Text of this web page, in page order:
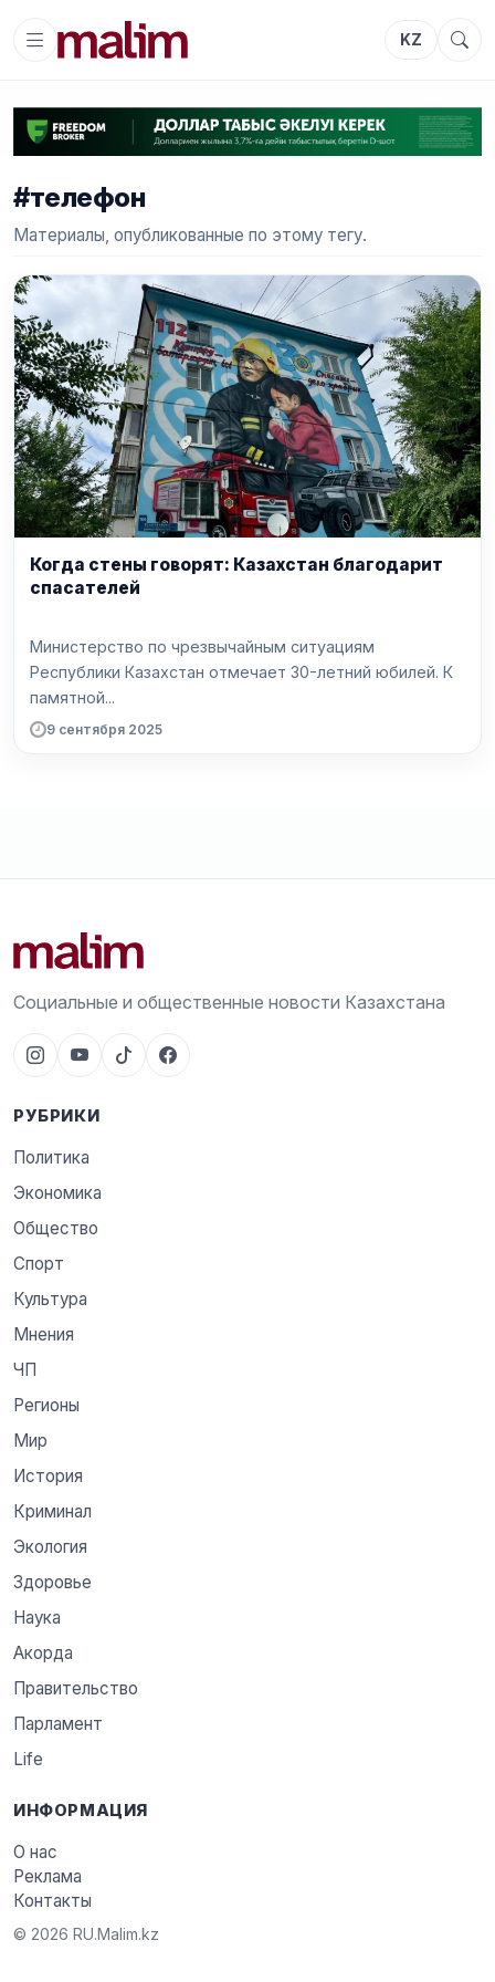
KZ
#телефон
Материалы, опубликованные по этому тегу.
Когда стены говорят: Казахстан благодарит
спасателей
Министерство по чрезвычайным ситуациям
Республики Казахстан отмечает 30-летний юбилей. К
памятной...
9 сентября 2025
Социальные и общественные новости Казахстана
РУБРИКИ
Политика
Экономика
Общество
Спорт
Культура
Мнения
ЧП
Регионы
Мир
История
Криминал
Экология
Здоровье
Наука
Акорда
Правительство
Парламент
Life
ИНФОРМАЦИЯ
О нас
Реклама
Контакты
© 2026 RU.Malim.kz